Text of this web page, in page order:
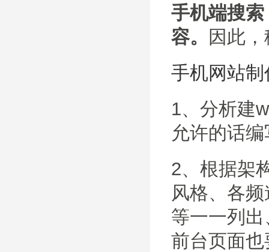
手机端搜
容。
因此
手机网站制
1、分析建
允许的话
2、根据架
风格、各
等一一列
前台页面